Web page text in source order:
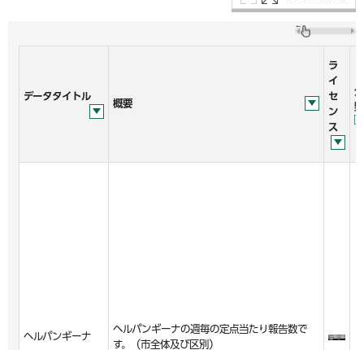
データタイトル
概要
ラ
イ
セ
ン
ス
分
野
ヘルパンギーナ
ヘルパンギーナの週毎の定点当たり報告数で
す。（市全体及び区別）